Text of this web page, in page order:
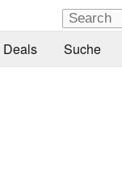
Deals Suche